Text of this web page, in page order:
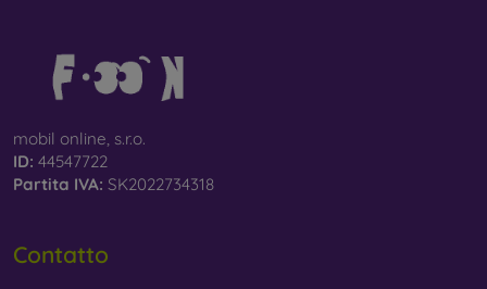
mobil online, s.r.o.
ID: 44547722
Partita IVA: SK2022734318
Contatto